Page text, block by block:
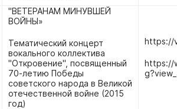
"ВЕТЕРАНАМ МИНУВШЕЙ
ВОЙНЫ»
Тематический концерт
вокального коллектива
"Откровение", посвященный
70-летию Победы
советского народа в Великой
отечественной войне (2015
год)
https://
https://